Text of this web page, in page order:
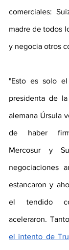
comerciales:
madre de todos
y negocia otros
"Esto es solo
presidenta de
alemana Úrsula
de haber
Mercosur y
negociaciones
estancaron y
el tendido
el intento de